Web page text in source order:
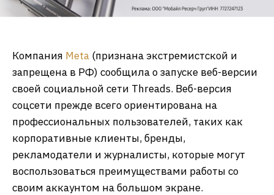
Компания Meta (признана экстремистской и
запрещена в РФ) сообщила о запуске веб-версии
своей социальной сети Threads. Веб-версия
соцсети прежде всего ориентирована на
профессиональных пользователей, таких как
корпоративные клиенты, бренды,
рекламодатели и журналисты, которые могут
воспользоваться преимуществами работы со
своим аккаунтом на большом экране.